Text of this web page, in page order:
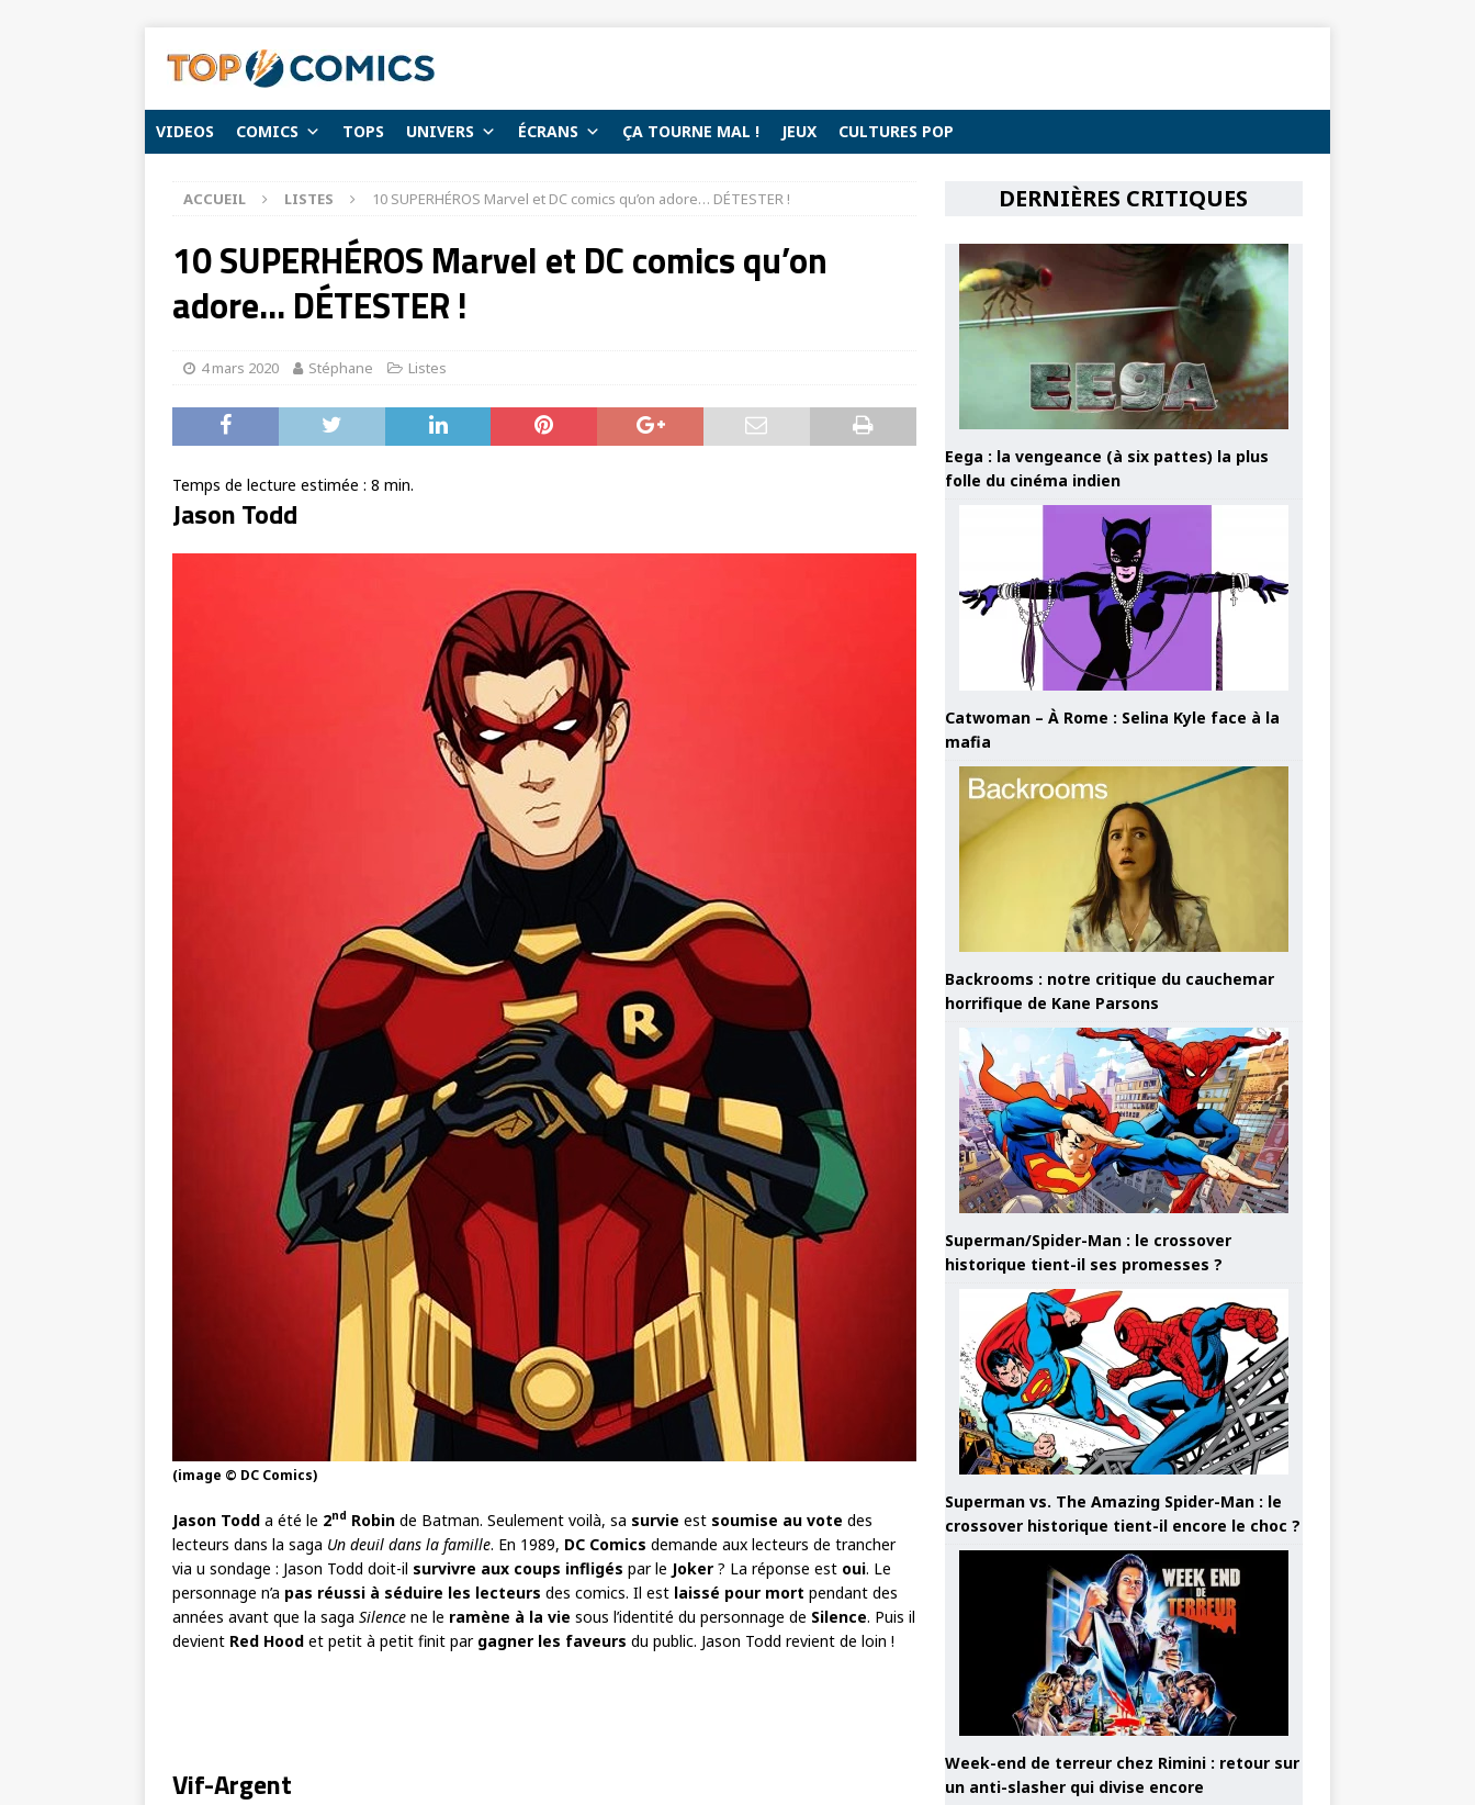
VIDEOS COMICS TOPS UNIVERS ÉCRANS ÇA TOURNE MAL ! JEUX CULTURES POP
ACCUEIL LISTES 10 SUPERHÉROS Marvel et DC comics qu’on adore… DÉTESTER !
10 SUPERHÉROS Marvel et DC comics qu’on
adore… DÉTESTER !
4 mars 2020 Stéphane Listes
Temps de lecture estimée : 8 min.
Jason Todd
(image © DC Comics)
Jason Todd a été le 2nd Robin de Batman. Seulement voilà, sa survie est soumise au vote des
lecteurs dans la saga Un deuil dans la famille. En 1989, DC Comics demande aux lecteurs de trancher
via u sondage : Jason Todd doit-il survivre aux coups infligés par le Joker ? La réponse est oui. Le
personnage n’a pas réussi à séduire les lecteurs des comics. Il est laissé pour mort pendant des
années avant que la saga Silence ne le ramène à la vie sous l’identité du personnage de Silence. Puis il
devient Red Hood et petit à petit finit par gagner les faveurs du public. Jason Todd revient de loin !
Vif-Argent
DERNIÈRES CRITIQUES
Eega : la vengeance (à six pattes) la plus
folle du cinéma indien
Catwoman – À Rome : Selina Kyle face à la
mafia
Backrooms : notre critique du cauchemar
horrifique de Kane Parsons
Superman/Spider-Man : le crossover
historique tient-il ses promesses ?
Superman vs. The Amazing Spider-Man : le
crossover historique tient-il encore le choc ?
Week-end de terreur chez Rimini : retour sur
un anti-slasher qui divise encore